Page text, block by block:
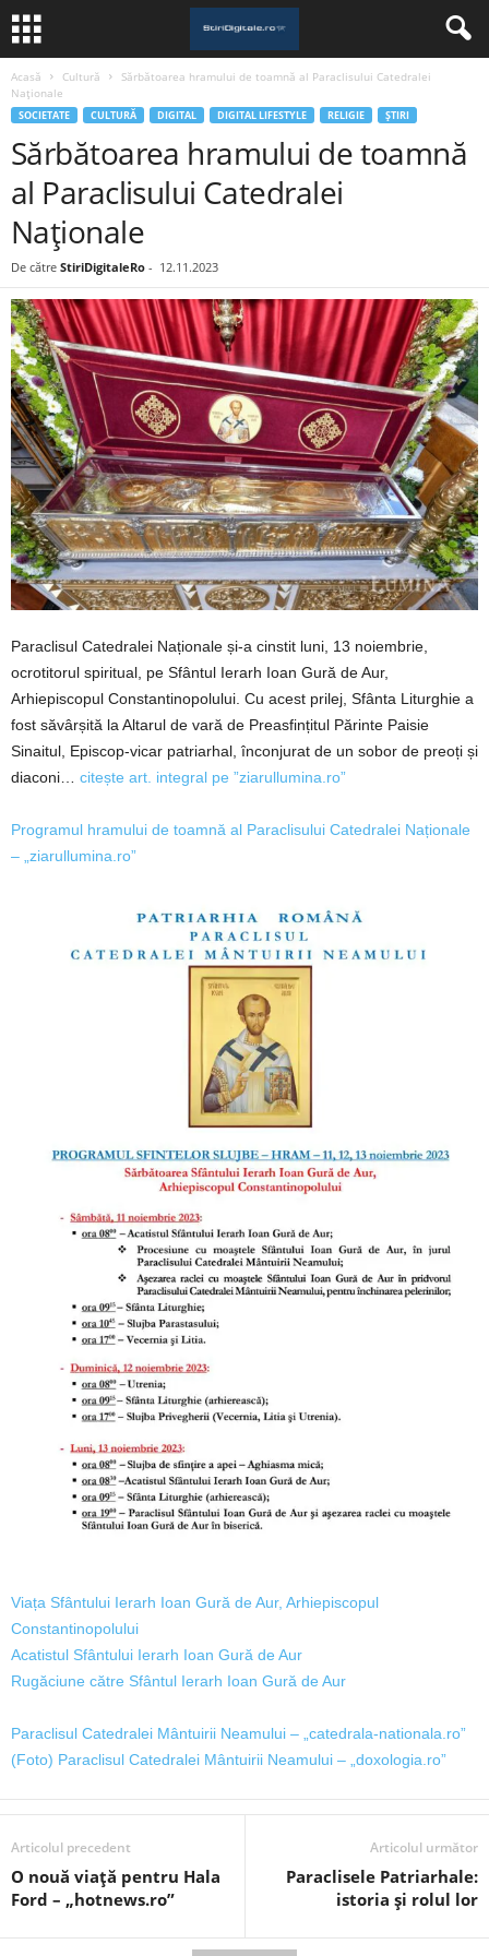
Acasă Cultură
Sărbătoarea hramului de toamnă al Paraclisului Catedralei
Naționale
SOCIETATE CULTURĂ DIGITAL DIGITAL LIFESTYLE RELIGIE ȘTIRI
Sărbătoarea hramului de toamnă
al Paraclisului Catedralei
Naționale
De către StiriDigitaleRo - 12.11.2023
Paraclisul Catedralei Naționale și-a cinstit luni, 13 noiembrie,
ocrotitorul spiritual, pe Sfântul Ierarh Ioan Gură de Aur,
Arhiepiscopul Constantinopolului. Cu acest prilej, Sfânta Liturghie a
fost săvârșită la Altarul de vară de Preasfințitul Părinte Paisie
Sinaitul, Episcop-vicar patriarhal, înconjurat de un sobor de preoți și
diaconi… citește art. integral pe ”ziarullumina.ro”
Programul hramului de toamnă al Paraclisului Catedralei Naționale
– „ziarullumina.ro”
Viața Sfântului Ierarh Ioan Gură de Aur, Arhiepiscopul
Constantinopolului
Acatistul Sfântului Ierarh Ioan Gură de Aur
Rugăciune către Sfântul Ierarh Ioan Gură de Aur
Paraclisul Catedralei Mântuirii Neamului – „catedrala-nationala.ro”
(Foto) Paraclisul Catedralei Mântuirii Neamului – „doxologia.ro”
Articolul precedent
O nouă viață pentru Hala
Ford – „hotnews.ro”
Articolul următor
Paraclisele Patriarhale:
istoria și rolul lor